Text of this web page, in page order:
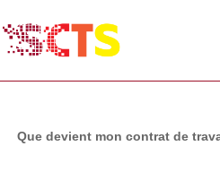
Que devient mon contrat de